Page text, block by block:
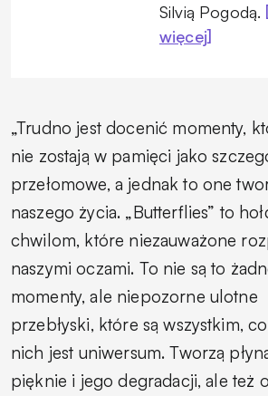
Silvią Pogodą.
więcej]
„Trudno jest docenić momenty,
nie zostają w pamięci jako
przełomowe, a jednak to one
naszego życia. „Butterflies” to
chwilom, które niezauważone
naszymi oczami. To nie są to
momenty, ale niepozorne ulotne
przebłyski, które są wszystkim,
nich jest uniwersum. Tworzą
pięknie i jego degradacji, ale też